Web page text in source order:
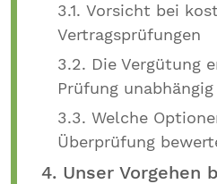
3.1. Vorsicht bei
Vertragsprüfungen
3.2. Die Vergütung
Prüfung
3.3. Welche
Überprüfung
4. Unser Vorgehen